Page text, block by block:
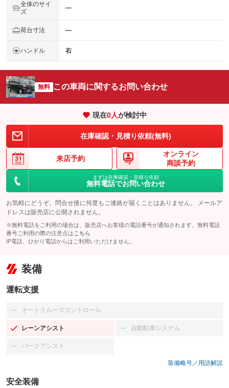
全体のサイ
ズ
―
荷台寸法 ―
ハンドル 右
無料 この車両に関するお問い合わせ
現在0人が検討中
在庫確認・見積り依頼(無料)
来店予約
オンライン
商談予約
まずは在庫確認・見積り依頼
無料電話でお問い合わせ
お気軽にどうぞ。問合せ後に何度もご連絡が届くことはありません。 メールア
ドレスは販売店に公開されません。
※無料電話をご利用の場合は、販売店へお客様の電話番号が通知されます。無料電話
番号ご利用の際の注意点は こちら
IP電話、ひかり電話からはご利用いただけません。
装備
運転支援
オートクルーズコントロール
：装備なし
レーンアシスト
：装備あり 自動駐車システム
：装備なし
パークアシスト
：装備なし
装備略号／用語解説
安全装備